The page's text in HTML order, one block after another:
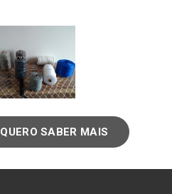
QUERO SABER MAIS